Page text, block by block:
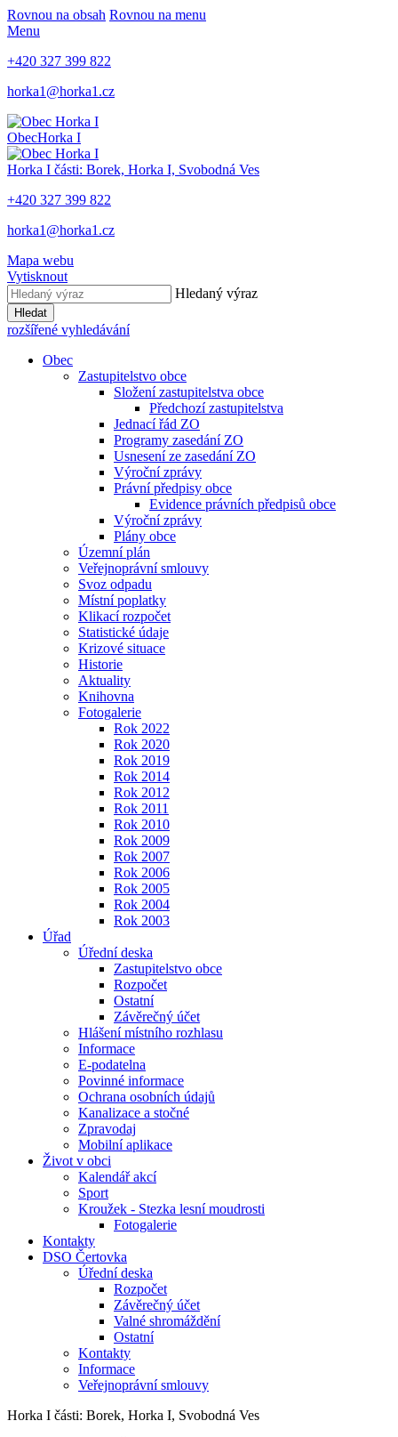
Rovnou na obsah Rovnou na menu
Menu
+420 327 399 822
horka1@horka1.cz
ObecHorka I
Horka I části: Borek, Horka I, Svobodná Ves
+420 327 399 822
horka1@horka1.cz
Mapa webu
Vytisknout
Hledaný výraz
Hledat
rozšířené vyhledávání
Obec
Zastupitelstvo obce
Složení zastupitelstva obce
Předchozí zastupitelstva
Jednací řád ZO
Programy zasedání ZO
Usnesení ze zasedání ZO
Výroční zprávy
Právní předpisy obce
Evidence právních předpisů obce
Výroční zprávy
Plány obce
Územní plán
Veřejnoprávní smlouvy
Svoz odpadu
Místní poplatky
Klikací rozpočet
Statistické údaje
Krizové situace
Historie
Aktuality
Knihovna
Fotogalerie
Rok 2022
Rok 2020
Rok 2019
Rok 2014
Rok 2012
Rok 2011
Rok 2010
Rok 2009
Rok 2007
Rok 2006
Rok 2005
Rok 2004
Rok 2003
Úřad
Úřední deska
Zastupitelstvo obce
Rozpočet
Ostatní
Závěrečný účet
Hlášení místního rozhlasu
Informace
E-podatelna
Povinné informace
Ochrana osobních údajů
Kanalizace a stočné
Zpravodaj
Mobilní aplikace
Život v obci
Kalendář akcí
Sport
Kroužek - Stezka lesní moudrosti
Fotogalerie
Kontakty
DSO Čertovka
Úřední deska
Rozpočet
Závěrečný účet
Valné shromáždění
Ostatní
Kontakty
Informace
Veřejnoprávní smlouvy
Horka I části: Borek, Horka I, Svobodná Ves